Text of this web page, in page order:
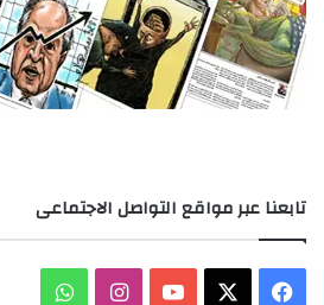
تابعنا عبر مواقع التواصل الاجتماعى
فيسبوك ‫YouTubeانستقرامواتساب